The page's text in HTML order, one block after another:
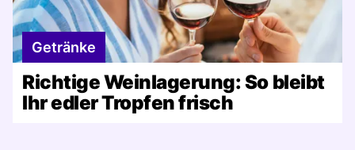
Getränke
Richtige Weinlagerung: So bleibt
Ihr edler Tropfen frisch